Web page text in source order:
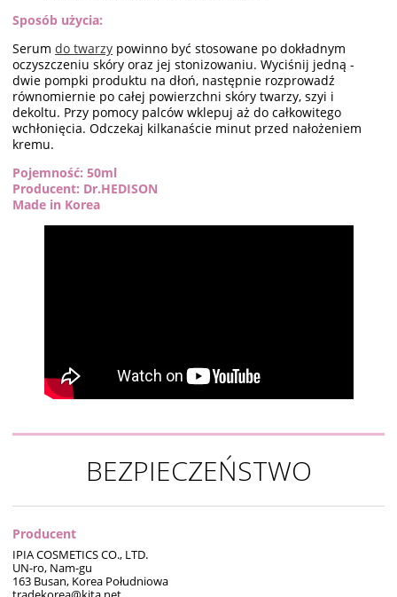
Sposób użycia:
Serum do twarzy powinno być stosowane po dokładnym
oczyszczeniu skóry oraz jej stonizowaniu. Wyciśnij jedną -
dwie pompki produktu na dłoń, następnie rozprowadź
równomiernie po całej powierzchni skóry twarzy, szyi i
dekoltu. Przy pomocy palców wklepuj aż do całkowitego
wchłonięcia. Odczekaj kilkanaście minut przed nałożeniem
kremu.
Pojemność: 50ml
Producent: Dr.HEDISON
Made in Korea
BEZPIECZEŃSTWO
Producent
IPIA COSMETICS CO., LTD.
UN-ro, Nam-gu
163 Busan, Korea Południowa